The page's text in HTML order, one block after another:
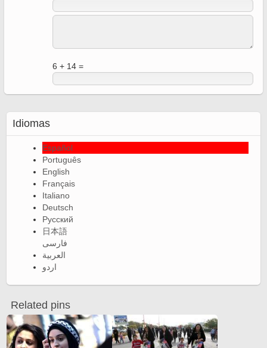
6 + 14 =
Idiomas
Español
Português
English
Français
Italiano
Deutsch
Русский
日本語
فارسی
العربية
اردو
Related pins